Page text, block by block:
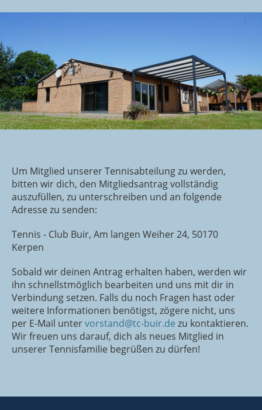
Um Mitglied unserer Tennisabteilung zu werden,
bitten wir dich, den Mitgliedsantrag vollständig
auszufüllen, zu unterschreiben und an folgende
Adresse zu senden:
Tennis - Club Buir, Am langen Weiher 24, 50170
Kerpen
Sobald wir deinen Antrag erhalten haben, werden wir
ihn schnellstmöglich bearbeiten und uns mit dir in
Verbindung setzen. Falls du noch Fragen hast oder
weitere Informationen benötigst, zögere nicht, uns
per E-Mail untervorstand@tc-buir.de zu kontaktieren.
Wir freuen uns darauf, dich als neues Mitglied in
unserer Tennisfamilie begrüßen zu dürfen!